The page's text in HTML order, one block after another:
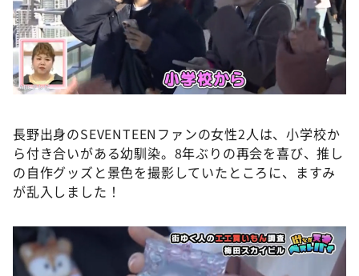
長野出身のSEVENTEENファンの女性2人は、小学校か
ら付き合いがある幼馴染。8年ぶりの再会を喜び、推し
の自作グッズと景色を撮影していたところに、ますみ
が乱入しました！